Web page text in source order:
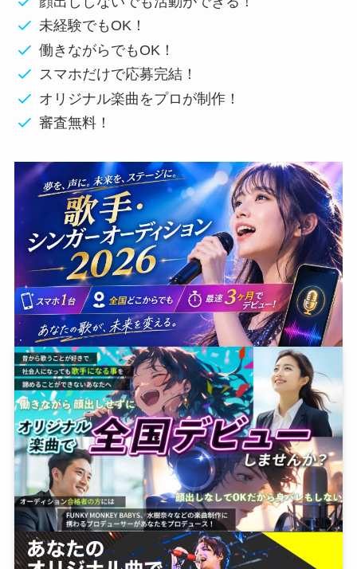
未経験でもOK！
働きながらでもOK！
スマホだけで応募完結！
オリジナル楽曲をプロが制作！
審査無料！